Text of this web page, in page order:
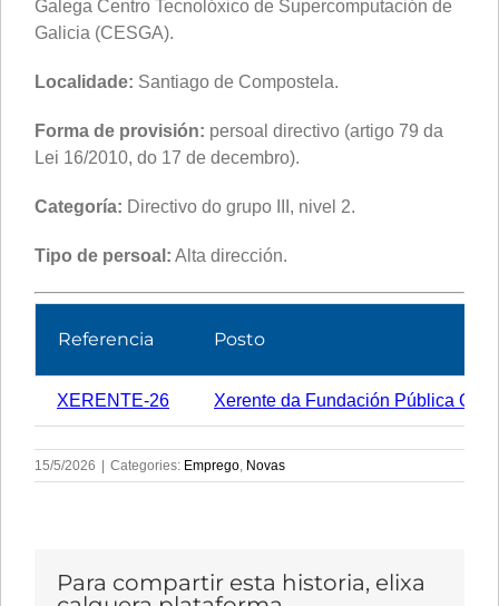
Galega Centro Tecnolóxico de Supercomputación de
Galicia (CESGA).
Localidade: Santiago de Compostela.
Forma de provisión: persoal directivo (artigo 79 da
Lei 16/2010, do 17 de decembro).
Categoría: Directivo do grupo III, nivel 2.
Tipo de persoal: Alta dirección.
Referencia Posto
XERENTE-26 Xerente da Fundación Pública
15/5/2026 | Categories: Emprego Novas
Para compartir esta historia, elixa